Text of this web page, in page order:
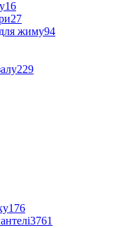
16
27
жиму94
229
176
3761